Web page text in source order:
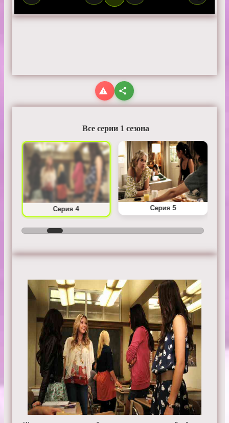
Все серии 1 сезона
Серия 4 Серия 5